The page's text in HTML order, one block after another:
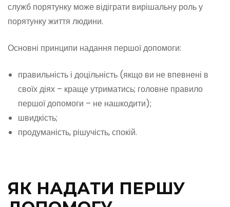
служб порятунку може відіграти вирішальну роль у
порятунку життя людини.
Основні принципи надання першої допомоги:
правильність і доцільність (якщо ви не впевнені в
своїх діях – краще утриматись; головне правило
першої допомоги – не нашкодити);
швидкість;
продуманість, рішучість, спокій.
ЯК НАДАТИ ПЕРШУ